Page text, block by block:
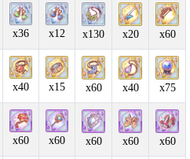
x36 x12 x130 x20 x60
x40 x15 x60 x40 x75
x60 x60 x60 x60 x60